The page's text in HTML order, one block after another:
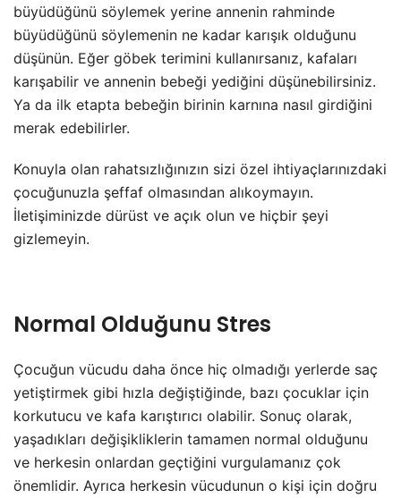
büyüdüğünü söylemek yerine annenin rahminde
büyüdüğünü söylemenin ne kadar karışık olduğunu
düşünün. Eğer göbek terimini kullanırsanız, kafaları
karışabilir ve annenin bebeği yediğini düşünebilirsiniz.
Ya da ilk etapta bebeğin birinin karnına nasıl girdiğini
merak edebilirler.
Konuyla olan rahatsızlığınızın sizi özel ihtiyaçlarınızdaki
çocuğunuzla şeffaf olmasından alıkoymayın.
İletişiminizde dürüst ve açık olun ve hiçbir şeyi
gizlemeyin.
Normal Olduğunu Stres
Çocuğun vücudu daha önce hiç olmadığı yerlerde saç
yetiştirmek gibi hızla değiştiğinde, bazı çocuklar için
korkutucu ve kafa karıştırıcı olabilir. Sonuç olarak,
yaşadıkları değişikliklerin tamamen normal olduğunu
ve herkesin onlardan geçtiğini vurgulamanız çok
önemlidir. Ayrıca herkesin vücudunun o kişi için doğru